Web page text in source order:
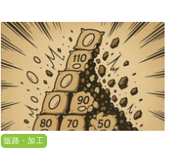
販路・加工